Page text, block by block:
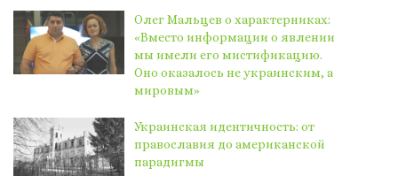
Олег Мальцев о характерниках:
«Вместо информации о явлении
мы имели его мистификацию.
Оно оказалось не украинским, а
мировым»
Украинская идентичность: от
православия до американской
парадигмы